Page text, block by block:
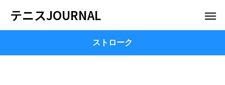
テニスJOURNAL
ストローク